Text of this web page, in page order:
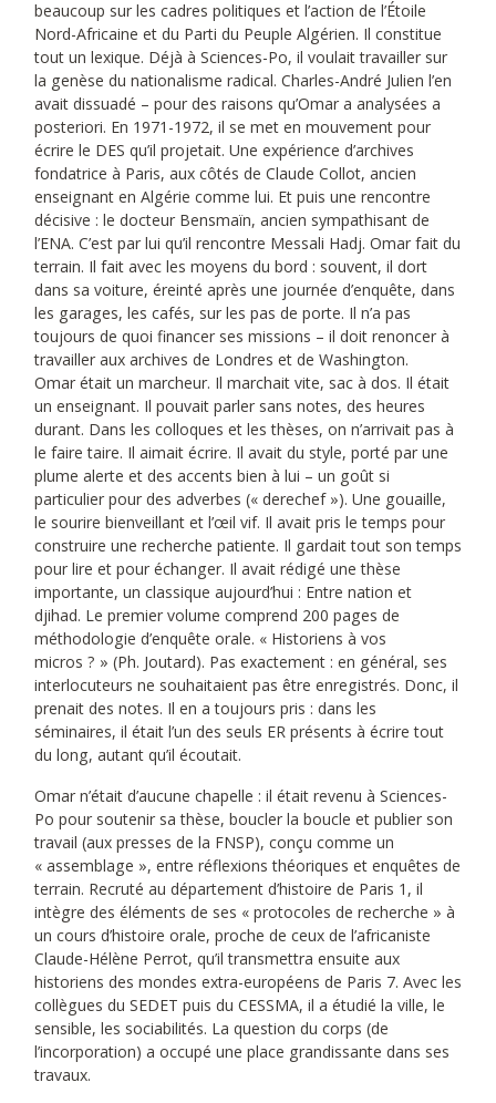
beaucoup sur les cadres politiques et l’action de l’Étoile
Nord-Africaine et du Parti du Peuple Algérien. Il constitue
tout un lexique. Déjà à Sciences-Po, il voulait travailler sur
la genèse du nationalisme radical. Charles-André Julien l’en
avait dissuadé – pour des raisons qu’Omar a analysées a
posteriori. En 1971-1972, il se met en mouvement pour
écrire le DES qu’il projetait. Une expérience d’archives
fondatrice à Paris, aux côtés de Claude Collot, ancien
enseignant en Algérie comme lui. Et puis une rencontre
décisive : le docteur Bensmaïn, ancien sympathisant de
l’ENA. C’est par lui qu’il rencontre Messali Hadj. Omar fait du
terrain. Il fait avec les moyens du bord : souvent, il dort
dans sa voiture, éreinté après une journée d’enquête, dans
les garages, les cafés, sur les pas de porte. Il n’a pas
toujours de quoi financer ses missions – il doit renoncer à
travailler aux archives de Londres et de Washington.
Omar était un marcheur. Il marchait vite, sac à dos. Il était
un enseignant. Il pouvait parler sans notes, des heures
durant. Dans les colloques et les thèses, on n’arrivait pas à
le faire taire. Il aimait écrire. Il avait du style, porté par une
plume alerte et des accents bien à lui – un goût si
particulier pour des adverbes (« derechef »). Une gouaille,
le sourire bienveillant et l’œil vif. Il avait pris le temps pour
construire une recherche patiente. Il gardait tout son temps
pour lire et pour échanger. Il avait rédigé une thèse
importante, un classique aujourd’hui : Entre nation et
djihad. Le premier volume comprend 200 pages de
méthodologie d’enquête orale. « Historiens à vos
micros ? » (Ph. Joutard). Pas exactement : en général, ses
interlocuteurs ne souhaitaient pas être enregistrés. Donc, il
prenait des notes. Il en a toujours pris : dans les
séminaires, il était l’un des seuls ER présents à écrire tout
du long, autant qu’il écoutait.
Omar n’était d’aucune chapelle : il était revenu à Sciences-
Po pour soutenir sa thèse, boucler la boucle et publier son
travail (aux presses de la FNSP), conçu comme un
« assemblage », entre réflexions théoriques et enquêtes de
terrain. Recruté au département d’histoire de Paris 1, il
intègre des éléments de ses « protocoles de recherche » à
un cours d’histoire orale, proche de ceux de l’africaniste
Claude-Hélène Perrot, qu’il transmettra ensuite aux
historiens des mondes extra-européens de Paris 7. Avec les
collègues du SEDET puis du CESSMA, il a étudié la ville, le
sensible, les sociabilités. La question du corps (de
l’incorporation) a occupé une place grandissante dans ses
travaux.